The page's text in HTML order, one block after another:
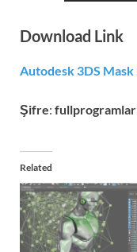
Download Link
Autodesk 3DS
Şifre:
Related